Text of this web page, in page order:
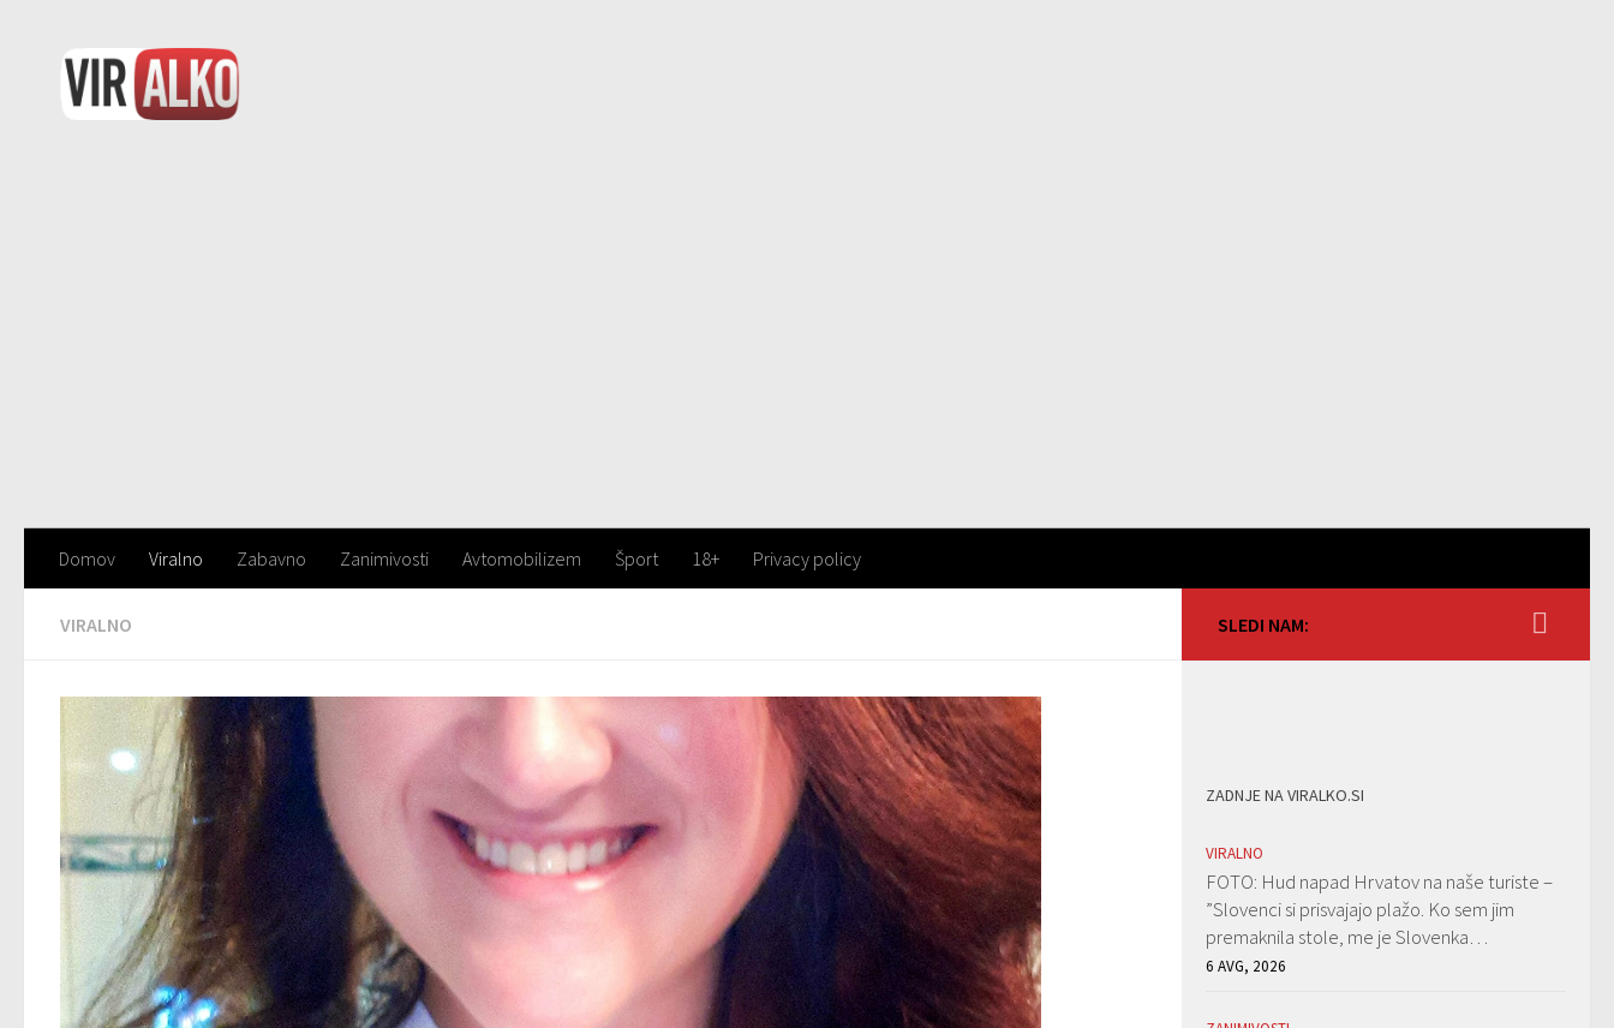
Domov Viralno Zabavno Zanimivosti Avtomobilizem Šport 18+ Privacy policy
VIRALNO SLEDI NAM:
ZADNJE NA VIRALKO.SI
VIRALNO
FOTO: Hud napad Hrvatov na naše turiste –
”Slovenci si prisvajajo plažo. Ko sem jim
premaknila stole, me je Slovenka…
6 AVG, 2026